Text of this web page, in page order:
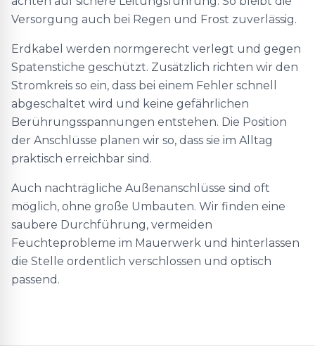
Versorgung auch bei Regen und Frost zuverlässig.
Erdkabel werden normgerecht verlegt und gegen
Spatenstiche geschützt. Zusätzlich richten wir den
Stromkreis so ein, dass bei einem Fehler schnell
abgeschaltet wird und keine gefährlichen
Berührungsspannungen entstehen. Die Position
der Anschlüsse planen wir so, dass sie im Alltag
praktisch erreichbar sind.
Auch nachträgliche Außenanschlüsse sind oft
möglich, ohne große Umbauten. Wir finden eine
saubere Durchführung, vermeiden
Feuchteprobleme im Mauerwerk und hinterlassen
die Stelle ordentlich verschlossen und optisch
passend.